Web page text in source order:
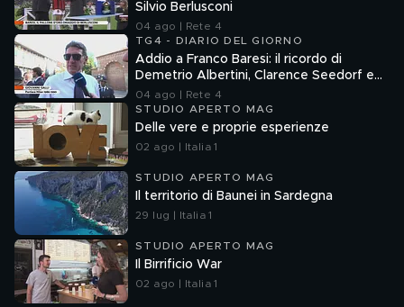
Silvio Berlusconi
04 ago | Rete 4
TG4 - DIARIO DEL GIORNO
Addio a Franco Baresi: il ricordo di
Demetrio Albertini, Clarence Seedorf e
Giovanni Galli
04 ago | Rete 4
STUDIO APERTO MAG
Delle vere e proprie esperienze
02 ago | Italia 1
STUDIO APERTO MAG
Il territorio di Baunei in Sardegna
29 lug | Italia 1
STUDIO APERTO MAG
Il Birrificio War
02 ago | Italia 1